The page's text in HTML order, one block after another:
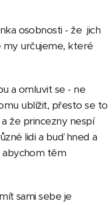
osobnosti - že jich
určujeme, které
a omluvit se - ne
ublížit, přesto se to
že princezny nespí
lidi a buď hned a
abychom těm
sami sebe je